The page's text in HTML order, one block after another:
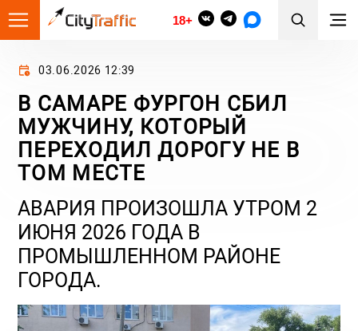
18+
03.06.2026 12:39
В САМАРЕ ФУРГОН СБИЛ
МУЖЧИНУ, КОТОРЫЙ
ПЕРЕХОДИЛ ДОРОГУ НЕ В
ТОМ МЕСТЕ
АВАРИЯ ПРОИЗОШЛА УТРОМ 2
ИЮНЯ 2026 ГОДА В
ПРОМЫШЛЕННОМ РАЙОНЕ
ГОРОДА.